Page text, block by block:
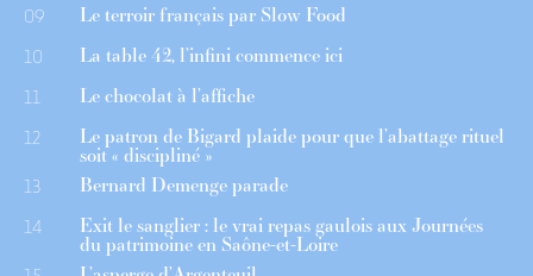
09 Le terroir français par Slow Food
10 La table 42, l’infini commence ici
11 Le chocolat à l’affiche
12 Le patron de Bigard plaide pour que l’abattage rituel
soit « discipliné »
13 Bernard Demenge parade
14 Exit le sanglier : le vrai repas gaulois aux Journées
du patrimoine en Saône-et-Loire